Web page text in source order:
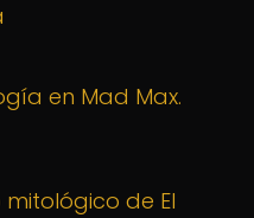
en Mad Max.
de El